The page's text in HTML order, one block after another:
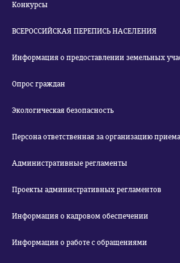
Конкурсы
ВСЕРОССИЙСКАЯ ПЕРЕПИСЬ НАСЕЛЕНИЯ
Информация о предоставлении земельных
Опрос граждан
Экологическая безопасность
Персона ответственная за организацию
Административные регламенты
Проекты административных регламентов
Информация о кадровом обеспечении
Информация о работе с обращениями